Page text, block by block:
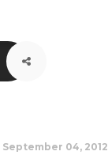
September 04, 2012